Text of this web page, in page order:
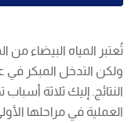
تُعتبر المياه البيضاء من
ولكن التدخل المبكر في
النتائج. إليك ثلاثة
العملية في مراحلها